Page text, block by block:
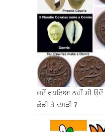
ਜਦੋਂ ਰੁਪਇਆ ਨਹੀਂ ਸੀ ਉਦੋਂ
ਕੌਡੀ ਤੇ ਦਮੜੀ ?